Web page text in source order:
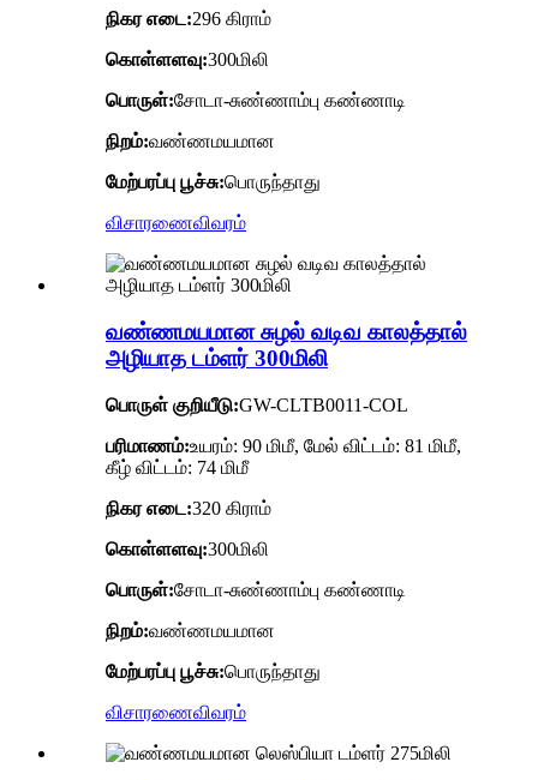
நிகர எடை:296 கிராம்
கொள்ளளவு:300மிலி
பொருள்:சோடா-சுண்ணாம்பு கண்ணாடி
நிறம்:வண்ணமயமான
மேற்பரப்பு பூச்சு:பொருந்தாது
விசாரணைவிவரம்
வண்ணமயமான சுழல் வடிவ காலத்தால்
அழியாத டம்ளர் 300மிலி
பொருள் குறியீடு:GW-CLTB0011-COL
பரிமாணம்:உயரம்: 90 மிமீ, மேல் விட்டம்: 81 மிமீ,
கீழ் விட்டம்: 74 மிமீ
நிகர எடை:320 கிராம்
கொள்ளளவு:300மிலி
பொருள்:சோடா-சுண்ணாம்பு கண்ணாடி
நிறம்:வண்ணமயமான
மேற்பரப்பு பூச்சு:பொருந்தாது
விசாரணைவிவரம்